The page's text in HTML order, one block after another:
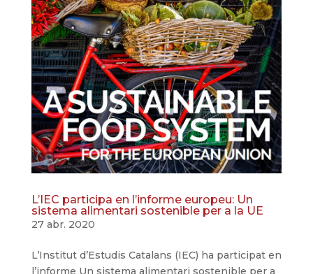
L’IEC participa en l’informe europeu: Un
sistema alimentari sostenible per a la UE
27 abr. 2020
L’Institut d’Estudis Catalans (IEC) ha participat en